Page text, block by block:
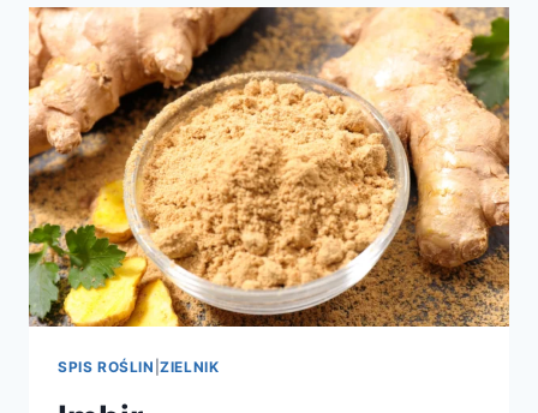
SPIS ROŚLIN |ZIELNIK